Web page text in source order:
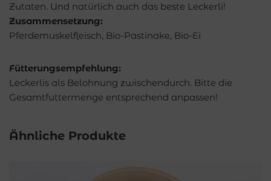
Zutaten. Und natürlich auch das beste Leckerli!
Zusammensetzung:
Pferdemuskelfleisch, Bio-Pastinake, Bio-Ei
Fütterungsempfehlung:
Leckerlis als Belohnung zwischendurch. Bitte die
Gesamtfuttermenge entsprechend anpassen!
Ähnliche Produkte